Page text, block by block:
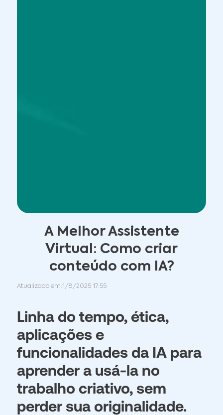
A Melhor Assistente
Virtual: Como criar
conteúdo com IA?
Atualizado em:1/8/2025 17:55
Linha do tempo, ética,
aplicações e
funcionalidades da IA para
aprender a usá-la no
trabalho criativo, sem
perder sua originalidade.